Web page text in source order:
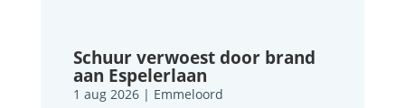
Schuur verwoest door brand
aan Espelerlaan
1 aug 2026| Emmeloord